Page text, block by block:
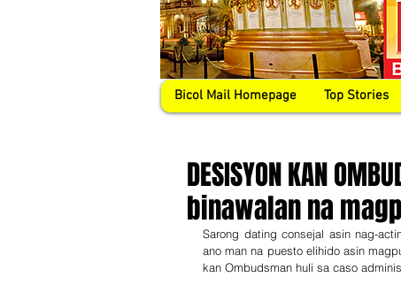
Bicol Mail Homepage Top Stories
DESISYON KAN
binawalan na
Sarong dating consejal asin nag-
ano man na puesto elihido asin
kan Ombudsman huli sa caso